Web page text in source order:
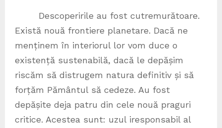
Descoperirile au fost cutremurătoare.
Există nouă frontiere planetare. Dacă ne
menținem în interiorul lor vom duce o
existență sustenabilă, dacă le depășim
riscăm să distrugem natura definitiv și să
forțăm Pământul să cedeze. Au fost
depășite deja patru din cele nouă praguri
critice. Acestea sunt: uzul iresponsabil al